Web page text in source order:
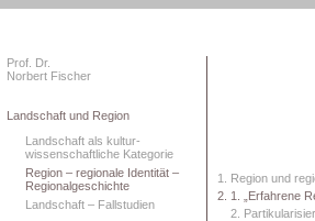
Prof. Dr.
Norbert Fischer
Landschaft und Region
Landschaft als kultur-
wissenschaftliche Kategorie
Region – regionale Identität –
Regionalgeschichte
Landschaft – Fallstudien
1. Region und
2. 1. „Erfahrene
2.